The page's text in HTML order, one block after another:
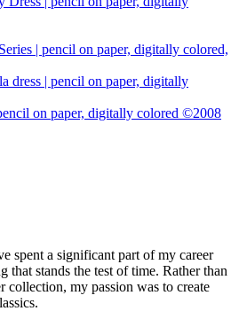
spent a significant part of my career
that stands the test of time. Rather than
collection, my passion was to create